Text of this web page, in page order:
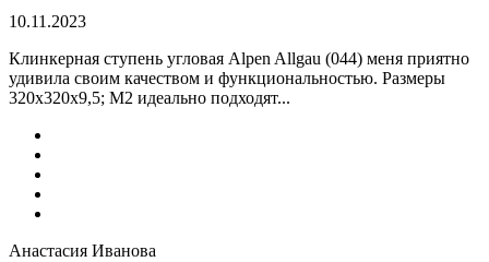
10.11.2023
Клинкерная ступень угловая Alpen Allgau (044) меня приятно
удивила своим качеством и функциональностью. Размеры
320x320x9,5; M2 идеально подходят...
Анастасия Иванова